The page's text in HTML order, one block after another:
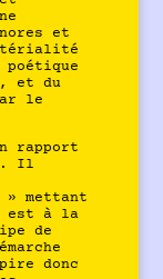
et
et du
le
rapport
Il
» mettant
est à la
de
donc